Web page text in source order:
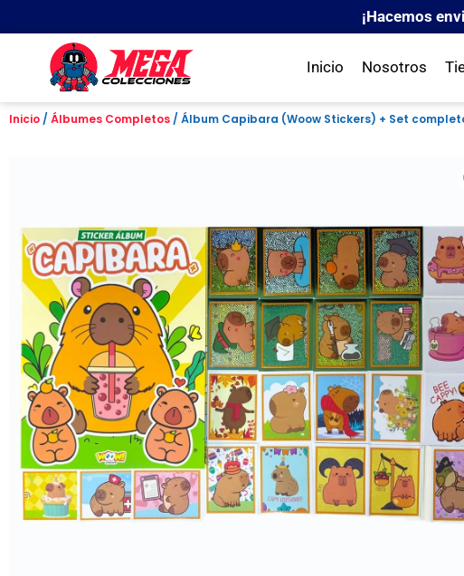
¡Hacemos
Inicio Nosotros
Inicio / Álbumes Completos / Álbum Capibara (Woow Stickers) + Set